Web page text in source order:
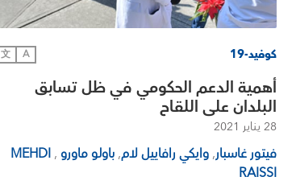
كوفيد-19 A
文
أهمية الدعم الحكومي في ظل تسابق
البلدان على اللقاح
28 يناير 2021
فيتور غاسبار,وايكي رافاييل لام,باولو ماورو,
MEHDI
RAISSI